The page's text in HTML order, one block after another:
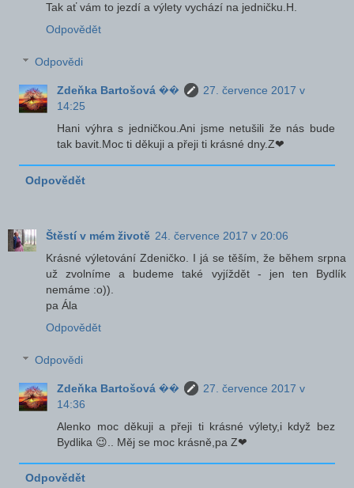
Tak ať vám to jezdí a výlety vychází na jedničku.H.
Odpovědět
Odpovědi
Zdeňka Bartošová ��
27. července 2017 v
14:25
Hani výhra s jedničkou.Ani jsme netušili že nás bude
tak bavit.Moc ti děkuji a přeji ti krásné dny.Z❤
Odpovědět
Štěstí v mém životě 24. července 2017 v 20:06
Krásné výletování Zdeničko. I já se těším, že během srpna
už zvolníme a budeme také vyjíždět - jen ten Bydlík
nemáme :o)).
pa Ála
Odpovědět
Odpovědi
Zdeňka Bartošová ��
27. července 2017 v
14:36
Alenko moc děkuji a přeji ti krásné výlety,i když bez
Bydlika 😉.. Měj se moc krásně,pa Z❤
Odpovědět